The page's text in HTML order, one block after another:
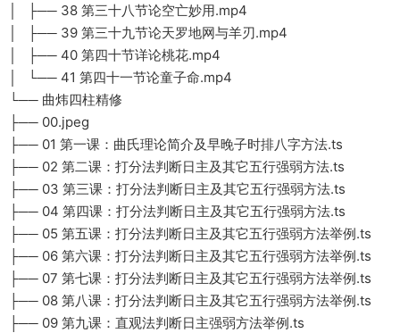
│ ├── 38 第三十八节论空亡妙用.mp4
│ ├── 39 第三十九节论天罗地网与羊刃.mp4
│ ├── 40 第四十节详论桃花.mp4
│ └── 41 第四十一节论童子命.mp4
└── 曲炜四柱精修
├── 00.jpeg
├── 01 第一课：曲氏理论简介及早晚子时排八字方法.ts
├── 02 第二课：打分法判断日主及其它五行强弱方法.ts
├── 03 第三课：打分法判断日主及其它五行强弱方法.ts
├── 04 第四课：打分法判断日主及其它五行强弱方法.ts
├── 05 第五课：打分法判断日主及其它五行强弱方法举例.ts
├── 06 第六课：打分法判断日主及其它五行强弱方法举例.ts
├── 07 第七课：打分法判断日主及其它五行强弱方法举例.ts
├── 08 第八课：打分法判断日主及其它五行强弱方法举例.ts
├── 09 第九课：直观法判断日主强弱方法举例.ts